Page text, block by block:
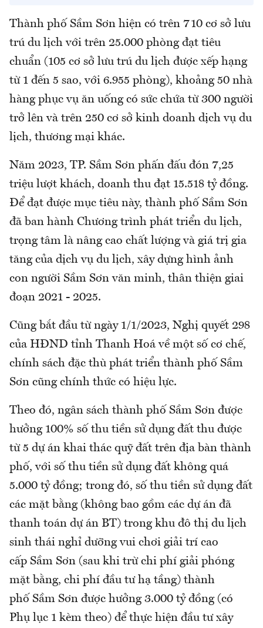
Thành phố Sầm Sơn hiện có trên 710 cơ sở lưu
trú du lịch với trên 25.000 phòng đạt tiêu
chuẩn (105 cơ sở lưu trú du lịch được xếp hạng
từ 1 đến 5 sao, với 6.955 phòng), khoảng 50 nhà
hàng phục vụ ăn uống có sức chứa từ 300 người
trở lên và trên 250 cơ sở kinh doanh dịch vụ du
lịch, thương mại khác.
Năm 2023, TP. Sầm Sơn phấn đấu đón 7,25
triệu lượt khách, doanh thu đạt 15.518 tỷ đồng.
Để đạt được mục tiêu này, thành phố Sầm Sơn
đã ban hành Chương trình phát triển du lịch,
trọng tâm là nâng cao chất lượng và giá trị gia
tăng của dịch vụ du lịch, xây dựng hình ảnh
con người Sầm Sơn văn minh, thân thiện giai
đoạn 2021 - 2025.
Cũng bắt đầu từ ngày 1/1/2023, Nghị quyết 298
của HĐND tỉnh Thanh Hoá về một số cơ chế,
chính sách đặc thù phát triển thành phố Sầm
Sơn cũng chính thức có hiệu lực.
Theo đó, ngân sách thành phố Sầm Sơn được
hưởng 100% số thu tiền sử dụng đất thu được
từ 5 dự án khai thác quỹ đất trên địa bàn thành
phố, với số thu tiền sử dụng đất không quá
5.000 tỷ đồng; trong đó, số thu tiền sử dụng đất
các mặt bằng (không bao gồm các dự án đã
thanh toán dự án BT) trong khu đô thị du lịch
sinh thái nghỉ dưỡng vui chơi giải trí cao
cấp Sầm Sơn (sau khi trừ chi phí giải phóng
mặt bằng, chi phí đầu tư hạ tầng) thành
phố Sầm Sơn được hưởng 3.000 tỷ đồng (có
Phụ lục 1 kèm theo) để thực hiện đầu tư xây